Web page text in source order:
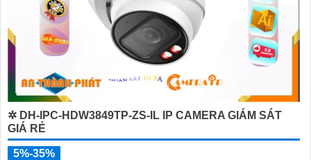
✲ DH-IPC-HDW3849TP-ZS-IL IP CAMERA GIÁM SÁT
GIÁ RẺ
5%-35%